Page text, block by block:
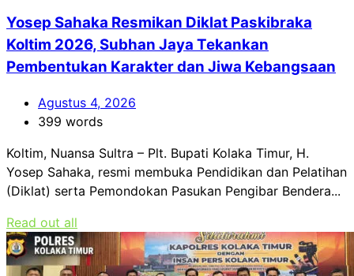
Yosep Sahaka Resmikan Diklat Paskibraka
Koltim 2026, Subhan Jaya Tekankan
Pembentukan Karakter dan Jiwa Kebangsaan
Agustus 4, 2026
399 words
Koltim, Nuansa Sultra – Plt. Bupati Kolaka Timur, H.
Yosep Sahaka, resmi membuka Pendidikan dan Pelatihan
(Diklat) serta Pemondokan Pasukan Pengibar Bendera...
Read out all